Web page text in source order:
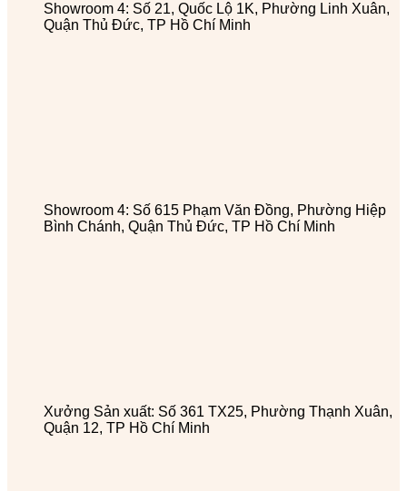
Showroom 4: Số 21, Quốc Lộ 1K, Phường Linh Xuân,
Quận Thủ Đức, TP Hồ Chí Minh
Showroom 4: Số 615 Phạm Văn Đồng, Phường Hiệp
Bình Chánh, Quận Thủ Đức, TP Hồ Chí Minh
Xưởng Sản xuất: Số 361 TX25, Phường Thạnh Xuân,
Quận 12, TP Hồ Chí Minh